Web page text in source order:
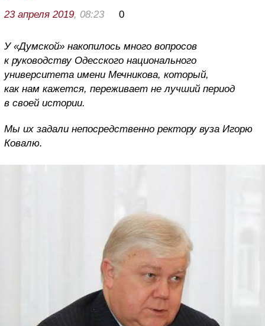
23 апреля 2019, 08:23 0
У «Думской» накопилось много вопросов
к руководству Одесского национального
университета имени Мечникова, который,
как нам кажется, переживает не лучший период
в своей истории.
Мы их задали непосредственно ректору вуза Игорю
Ковалю.